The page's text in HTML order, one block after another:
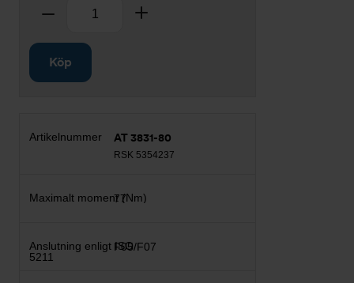
Ta bort
Köp
AT 3831-80
RSK 5354237
77
F05/F07